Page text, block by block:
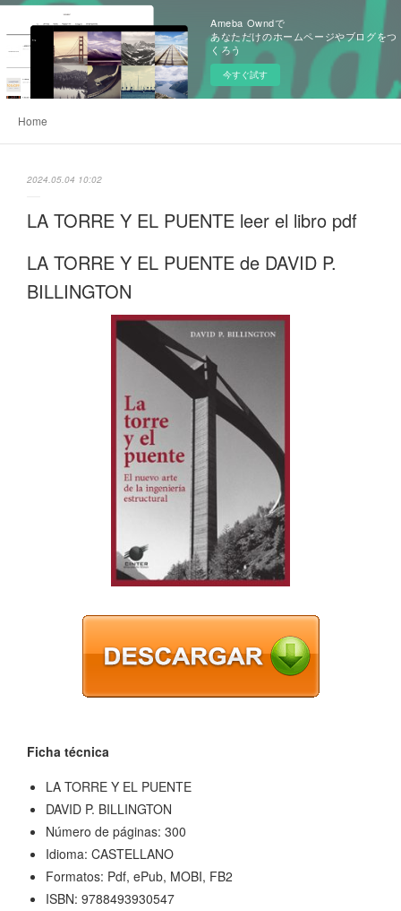
Ameba Owndで
あなただけのホームページやブログをつ
くろう
今すぐ試す
Home
2024.05.04 10:02
LA TORRE Y EL PUENTE leer el libro pdf
LA TORRE Y EL PUENTE de DAVID P.
BILLINGTON
Ficha técnica
LA TORRE Y EL PUENTE
DAVID P. BILLINGTON
Número de páginas: 300
Idioma: CASTELLANO
Formatos: Pdf, ePub, MOBI, FB2
ISBN: 9788493930547